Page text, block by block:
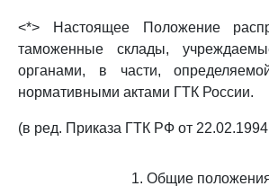
<*> Настоящее Положение
таможенные склады,
органами, в части,
нормативными актами ГТК России.
(в ред. Приказа ГТК РФ от
1. Общие